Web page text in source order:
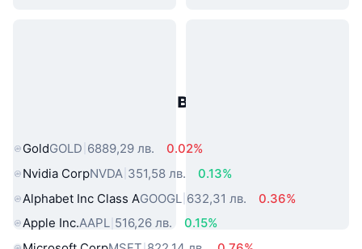
Популярни активи от реалния
GoldGOLD 6889,29 лв.
0.02%
Nvidia CorpNVDA 351,58 лв.
0.13%
Alphabet Inc Class AGOOGL 632,31 лв.
0.36%
Apple Inc.AAPL 516,26 лв.
0.15%